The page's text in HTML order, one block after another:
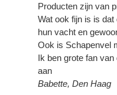
Producten zijn van
Wat ook fijn is is
hun vacht en
Ook is Schapenvel
Ik ben grote fan
aan
Babette, Den Haag